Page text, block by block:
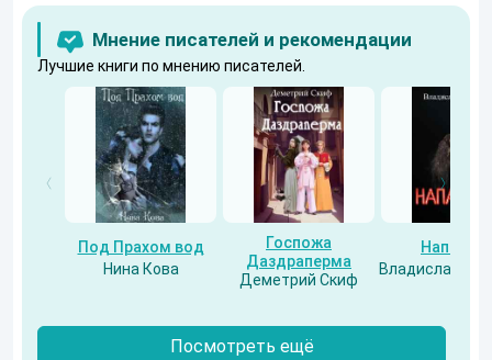
Мнение писателей и рекомендации
Лучшие книги по мнению писателей.
Под Прахом вод
Нина Кова
Госпожа
Даздраперма
Деметрий Скиф
Напарник
Владислав
Посмотреть ещё